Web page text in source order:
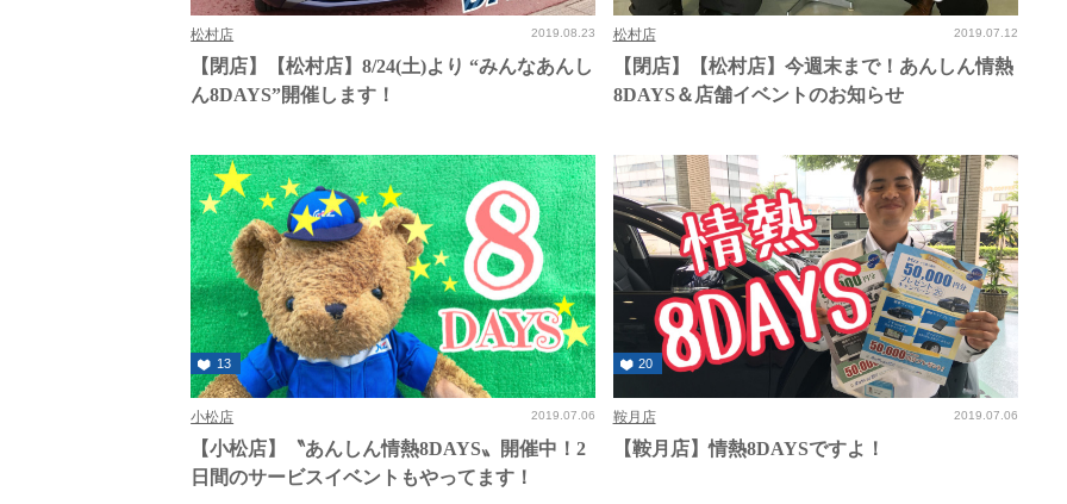
松村店 2019.08.23
【閉店】【松村店】8/24(土)より “みんなあんし
ん8DAYS”開催します！
松村店 2019.07.12
【閉店】【松村店】今週末まで！あんしん情熱
8DAYS＆店舗イベントのお知らせ
13
小松店 2019.07.06
【小松店】〝あんしん情熱8DAYS〟開催中！2
日間のサービスイベントもやってます！
20
鞍月店 2019.07.06
【鞍月店】情熱8DAYSですよ！